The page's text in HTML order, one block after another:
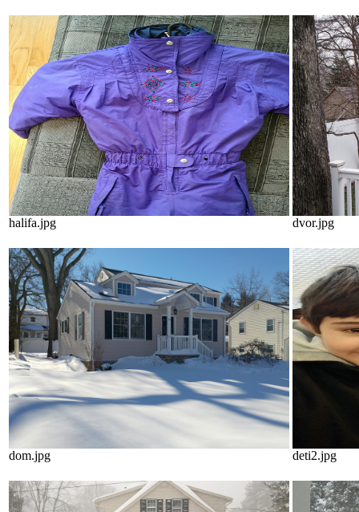
halifa.jpg dvor.jpg
dom.jpg deti2.jpg